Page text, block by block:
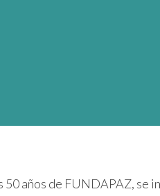
50 años de FUNDAPAZ,